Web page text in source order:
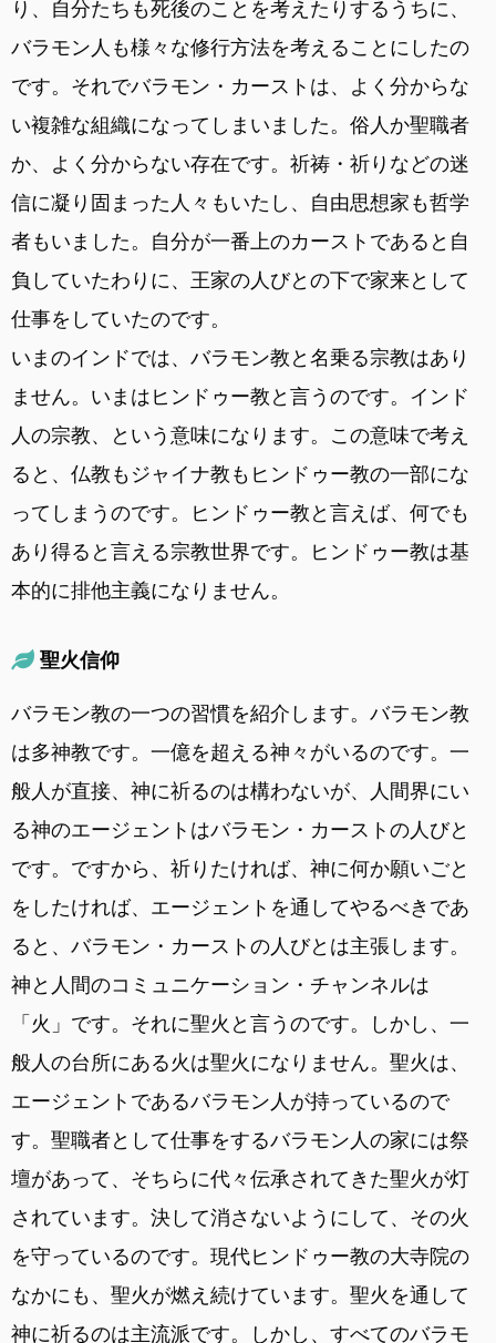
り、自分たちも死後のことを考えたりするうちに、
バラモン人も様々な修行方法を考えることにしたの
です。それでバラモン・カーストは、よく分からな
い複雑な組織になってしまいました。俗人か聖職者
か、よく分からない存在です。祈祷・祈りなどの迷
信に凝り固まった人々もいたし、自由思想家も哲学
者もいました。自分が一番上のカーストであると自
負していたわりに、王家の人びとの下で家来として
仕事をしていたのです。
いまのインドでは、バラモン教と名乗る宗教はあり
ません。いまはヒンドゥー教と言うのです。インド
人の宗教、という意味になります。この意味で考え
ると、仏教もジャイナ教もヒンドゥー教の一部にな
ってしまうのです。ヒンドゥー教と言えば、何でも
あり得ると言える宗教世界です。ヒンドゥー教は基
本的に排他主義になりません。
聖火信仰
バラモン教の一つの習慣を紹介します。バラモン教
は多神教です。一億を超える神々がいるのです。一
般人が直接、神に祈るのは構わないが、人間界にい
る神のエージェントはバラモン・カーストの人びと
です。ですから、祈りたければ、神に何か願いごと
をしたければ、エージェントを通してやるべきであ
ると、バラモン・カーストの人びとは主張します。
神と人間のコミュニケーション・チャンネルは
「火」です。それに聖火と言うのです。しかし、一
般人の台所にある火は聖火になりません。聖火は、
エージェントであるバラモン人が持っているので
す。聖職者として仕事をするバラモン人の家には祭
壇があって、そちらに代々伝承されてきた聖火が灯
されています。決して消さないようにして、その火
を守っているのです。現代ヒンドゥー教の大寺院の
なかにも、聖火が燃え続けています。聖火を通して
神に祈るのは主流派です。しかし、すべてのバラモ